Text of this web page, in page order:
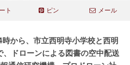
ト ピン メール
から、市立西明寺小学校と西明
ドローンによる図書の空中配送